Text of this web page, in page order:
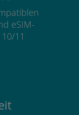
eSIM-
11